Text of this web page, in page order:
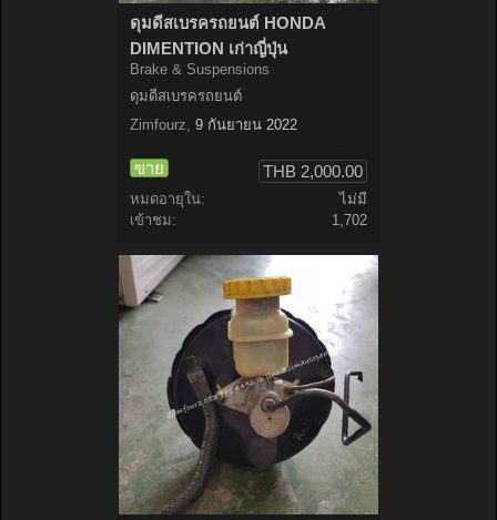
ดุมดีสเบรครถยนต์ HONDA
DIMENTION เก่าญี่ปุ่น
Brake & Suspensions
ดุมดีสเบรครถยนต์
Zimfourz, 9 กันยายน 2022
ขาย THB 2,000.00
หมดอายุใน:
ไม่มี
เข้าชม:
1,702